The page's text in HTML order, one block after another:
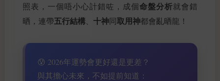
照表，一個唔小心計錯咗，成個命盤分析就會錯
晒，連帶五行結構 十神同取用神都會亂晒龍！
😰 2026年運勢會更好還是更差？
與其擔心未來，不如提前知道：